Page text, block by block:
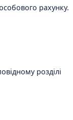
рахунку.
розділі